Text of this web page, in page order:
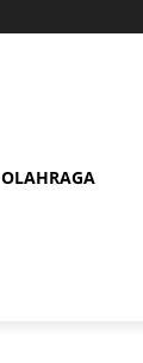
OLAHRAGA